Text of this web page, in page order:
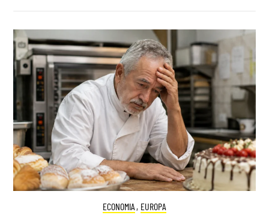
ECONOMIA , EUROPA